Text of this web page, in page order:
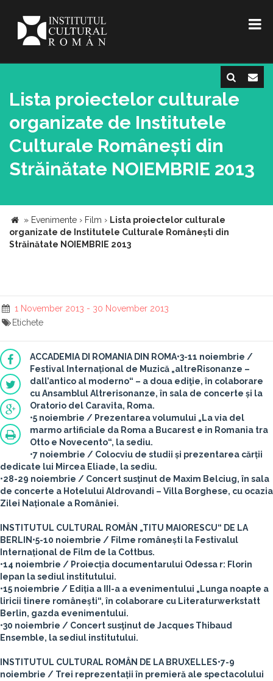
Lista proiectelor culturale
organizate de Institutele
Culturale Românești din
Străinătate NOIEMBRIE 2013
» Evenimente › Film › Lista proiectelor culturale
organizate de Institutele Culturale Românești din
Străinătate NOIEMBRIE 2013
1 November 2013 - 30 November 2013
Etichete
ACCADEMIA DI ROMANIA DIN ROMA•3-11 noiembrie /
Festival Internațional de Muzică „altreRisonanze –
dall’antico al moderno“ – a doua ediţie, în colaborare
cu Ansamblul Altrerisonanze, în sala de concerte și la
Oratorio del Caravita, Roma.
•5 noiembrie / Prezentarea volumului „La via del
marmo artificiale da Roma a Bucarest e in Romania tra
Otto e Novecento“, la sediu.
•7 noiembrie / Colocviu de studii și prezentarea cărții
dedicate lui Mircea Eliade, la sediu.
•28-29 noiembrie / Concert susţinut de Maxim Belciug, în sala
de concerte a Hotelului Aldrovandi – Villa Borghese, cu ocazia
Zilei Naționale a României.
INSTITUTUL CULTURAL ROMÂN „TITU MAIORESCU“ DE LA
BERLIN •5-10 noiembrie / Filme românești la Festivalul
Internațional de Film de la Cottbus.
•14 noiembrie / Proiecția documentarului Odessa r: Florin
Iepan la sediul institutului.
•15 noiembrie / Ediția a III-a a evenimentului „Lunga noapte a
liricii tinere românești“, în colaborare cu Literaturwerkstatt
Berlin, gazda evenimentului.
•30 noiembrie / Concert susţinut de Jacques Thibaud
Ensemble, la sediul institutului.
INSTITUTUL CULTURAL ROMÂN DE LA BRUXELLES•7-9
noiembrie / Trei reprezentații în premieră ale spectacolului